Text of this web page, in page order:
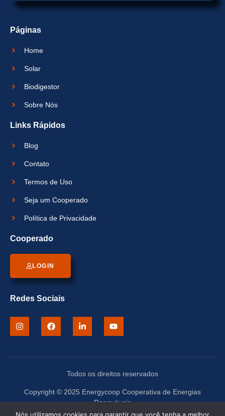
Páginas
Home
Solar
Biodigestor
Sobre Nós
Links Rápidos
Blog
Contato
Termos de Uso
Seja um Cooperado
Política de Privacidade
Cooperado
LOGIN
Redes Sociais
Todos os direitos reservados
Copyright © 2025 Energycoop Cooperativa de Energias
Renováveis